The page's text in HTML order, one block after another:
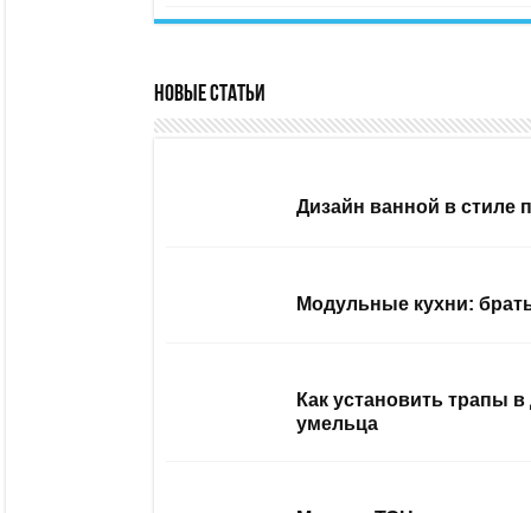
Новые статьи
Дизайн ванной в стиле
Модульные кухни:
Как установить трапы
умельца